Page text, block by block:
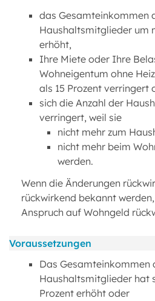
das Gesamteinkommen
Haushaltsmitglieder um
erhöht,
Ihre Miete oder Ihre
Wohneigentum ohne
als 15 Prozent verringert
sich die Anzahl der
verringert, weil sie
nicht mehr zum
nicht mehr beim
werden.
Wenn die Änderungen
rückwirkend bekannt
Anspruch auf Wohngeld
Voraussetzungen
Das Gesamteinkommen
Haushaltsmitglieder hat
Prozent erhöht oder